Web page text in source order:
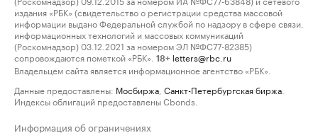
издания «РБК» (свидетельство о регистрации средства массовой
информации выдано Федеральной службой по надзору в сфере связи,
информационных технологий и массовых коммуникаций
(Роскомнадзор) 03.12.2021 за номером ЭЛ №ФС77-82385)
сопровождаются пометкой «РБК».
18+ letters@rbc.ru
Владельцем сайта является информационное агентство «РБК».
Данные предоставлены: Мосбиржа Санкт-Петербургская биржа
Индексы облигаций предоставлены Cbonds.
Информация об ограничениях